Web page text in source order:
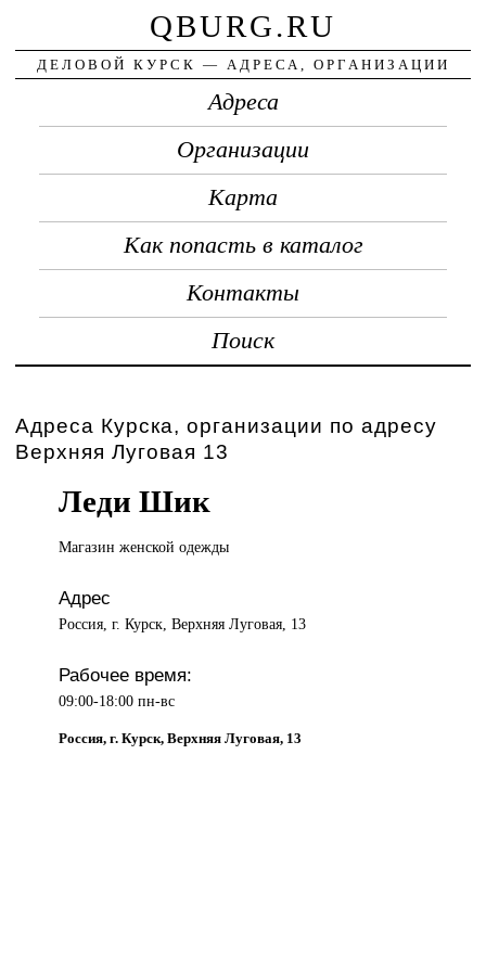
QBURG.RU
ДЕЛОВОЙ КУРСК — АДРЕСА, ОРГАНИЗАЦИИ
Адреса
Организации
Карта
Как попасть в каталог
Контакты
Поиск
Адреса Курска, организации по адресу
Верхняя Луговая 13
Леди Шик
Магазин женскойодежды
Адрес
Россия, г. Курск, Верхняя Луговая, 13
Рабочее время:
09:00-18:00 пн-вс
Россия, г. Курск, Верхняя Луговая, 13